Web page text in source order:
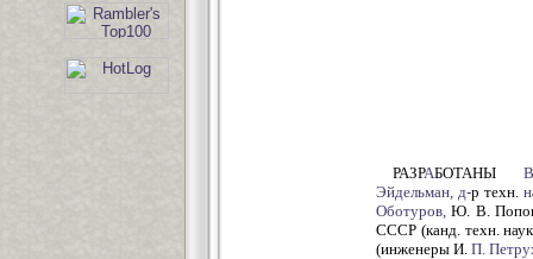
РАЗРАБОТАНЫ
Эйдельман, д-р техн. н
Оботуров, Ю. В.
СССР (канд. техн.
(инженеры И. П.